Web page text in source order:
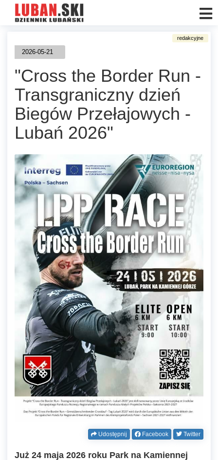
2026-05-21
"Cross the Border Run -
Transgraniczny dzień
Biegów Przełajowych -
Lubań 2026"
Udostępnij Facebook Twitter
Już 24 maja 2026 roku Park na Kamiennej